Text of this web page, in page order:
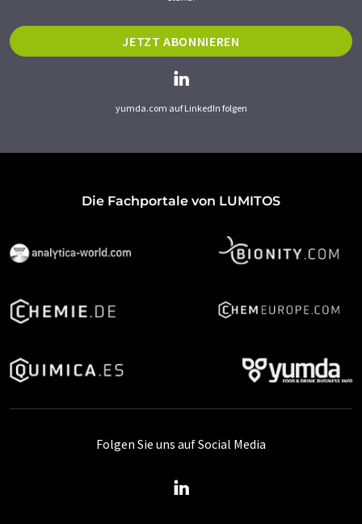
JETZT ABONNIEREN
yumda.com auf LinkedIn folgen
Die Fachportale von LUMITOS
Folgen Sie uns auf Social Media